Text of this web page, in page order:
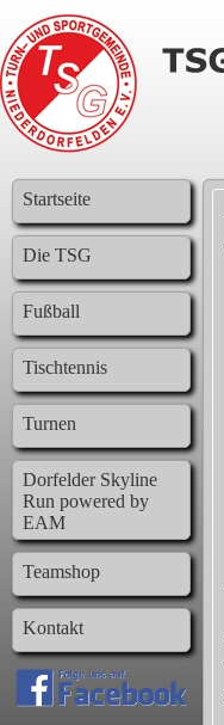
Startseite
Die TSG
Fußball
Tischtennis
Turnen
Dorfelder Skyline
Run powered by
EAM
Teamshop
Kontakt